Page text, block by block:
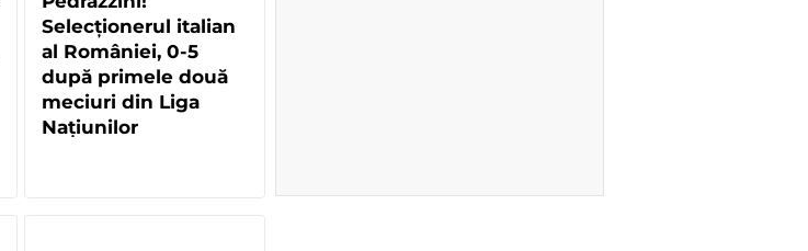
Selecționerul italian
al României, 0-5
după primele două
meciuri din Liga
Națiunilor